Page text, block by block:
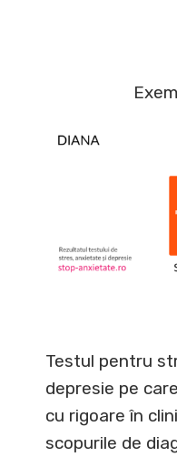
Testul pentru
depresie pe
cu rigoare în
scopurile de